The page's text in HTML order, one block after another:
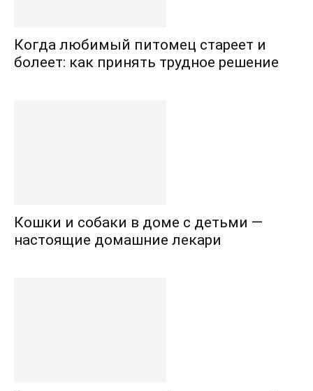
Когда любимый питомец стареет и
болеет: как принять трудное решение
Кошки и собаки в доме с детьми —
настоящие домашние лекари